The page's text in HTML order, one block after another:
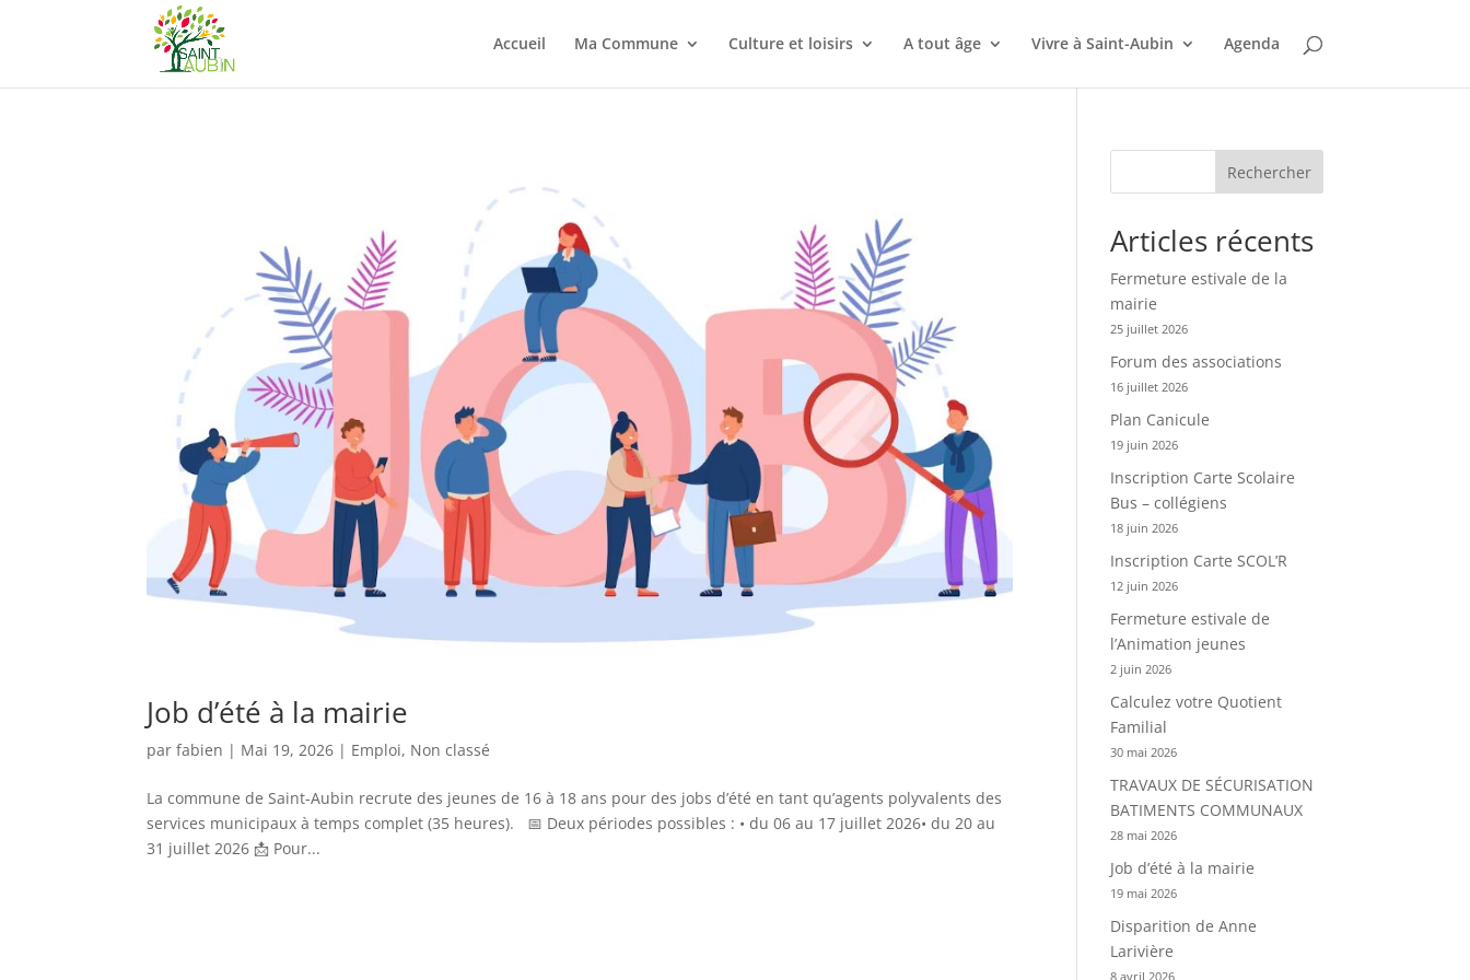
Accueil Ma Commune Culture et loisirs A tout âge Vivre à Saint-Aubin Agenda
Job d’été à la mairie
parfabien | Mai 19, 2026 | Emploi, Non classé
La commune de Saint-Aubin recrute des jeunes de 16 à 18 ans pour des jobs d’été en tant qu’agents polyvalents des
services municipaux à temps complet (35 heures). 📅 Deux périodes possibles : • du 06 au 17 juillet 2026• du 20 au
31 juillet 2026 📩 Pour...
Rechercher
Articles récents
Fermeture estivale de la
mairie
25 juillet 2026
Forum des associations
16 juillet 2026
Plan Canicule
19 juin 2026
Inscription Carte Scolaire
Bus – collégiens
18 juin 2026
Inscription Carte SCOL’R
12 juin 2026
Fermeture estivale de
l’Animation jeunes
2 juin 2026
Calculez votre Quotient
Familial
30 mai 2026
TRAVAUX DE SÉCURISATION
BATIMENTS COMMUNAUX
28 mai 2026
Job d’été à la mairie
19 mai 2026
Disparition de Anne
Larivière
8 avril 2026